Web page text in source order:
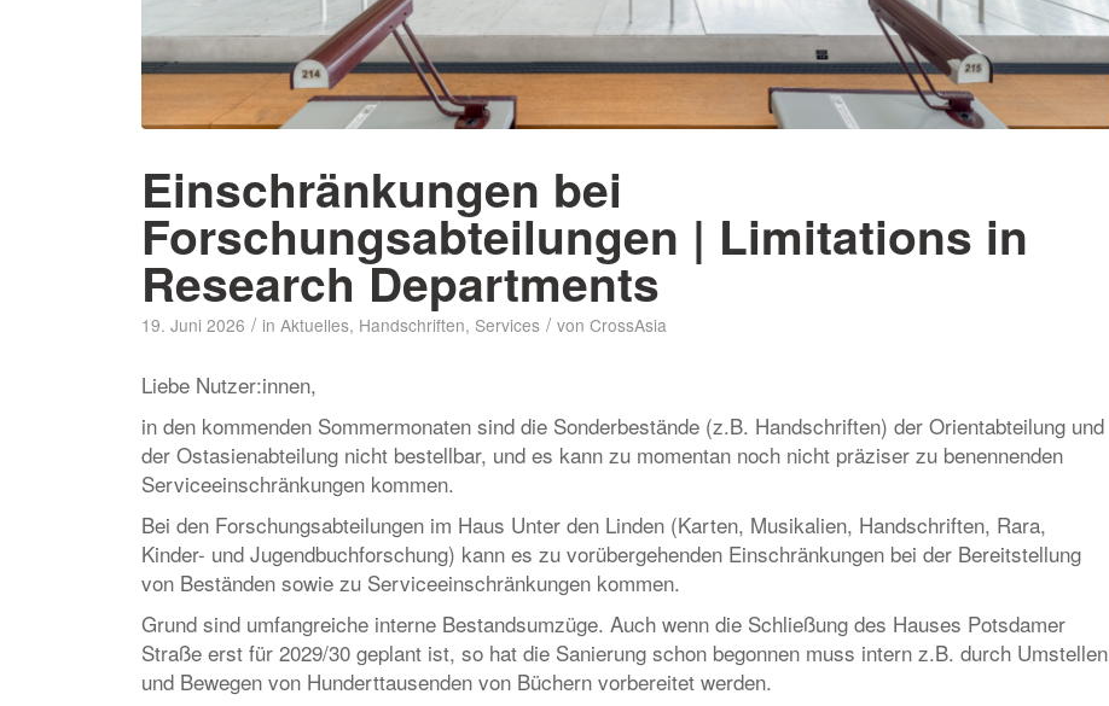
Einschränkungen bei
Forschungsabteilungen | Limitations in
Research Departments
19. Juni 2026 / in Aktuelles, Handschriften, Services / von CrossAsia
Liebe Nutzer:innen,
in den kommenden Sommermonaten sind die Sonderbestände (z.B. Handschriften) der Orientabteilung und
der Ostasienabteilung nicht bestellbar, und es kann zu momentan noch nicht präziser zu benennenden
Serviceeinschränkungen kommen.
Bei den Forschungsabteilungen im Haus Unter den Linden (Karten, Musikalien, Handschriften, Rara,
Kinder- und Jugendbuchforschung) kann es zu vorübergehenden Einschränkungen bei der Bereitstellung
von Beständen sowie zu Serviceeinschränkungen kommen.
Grund sind umfangreiche interne Bestandsumzüge. Auch wenn die Schließung des Hauses Potsdamer
Straße erst für 2029/30 geplant ist, so hat die Sanierung schon begonnen muss intern z.B. durch Umstellen
und Bewegen von Hunderttausenden von Büchern vorbereitet werden.